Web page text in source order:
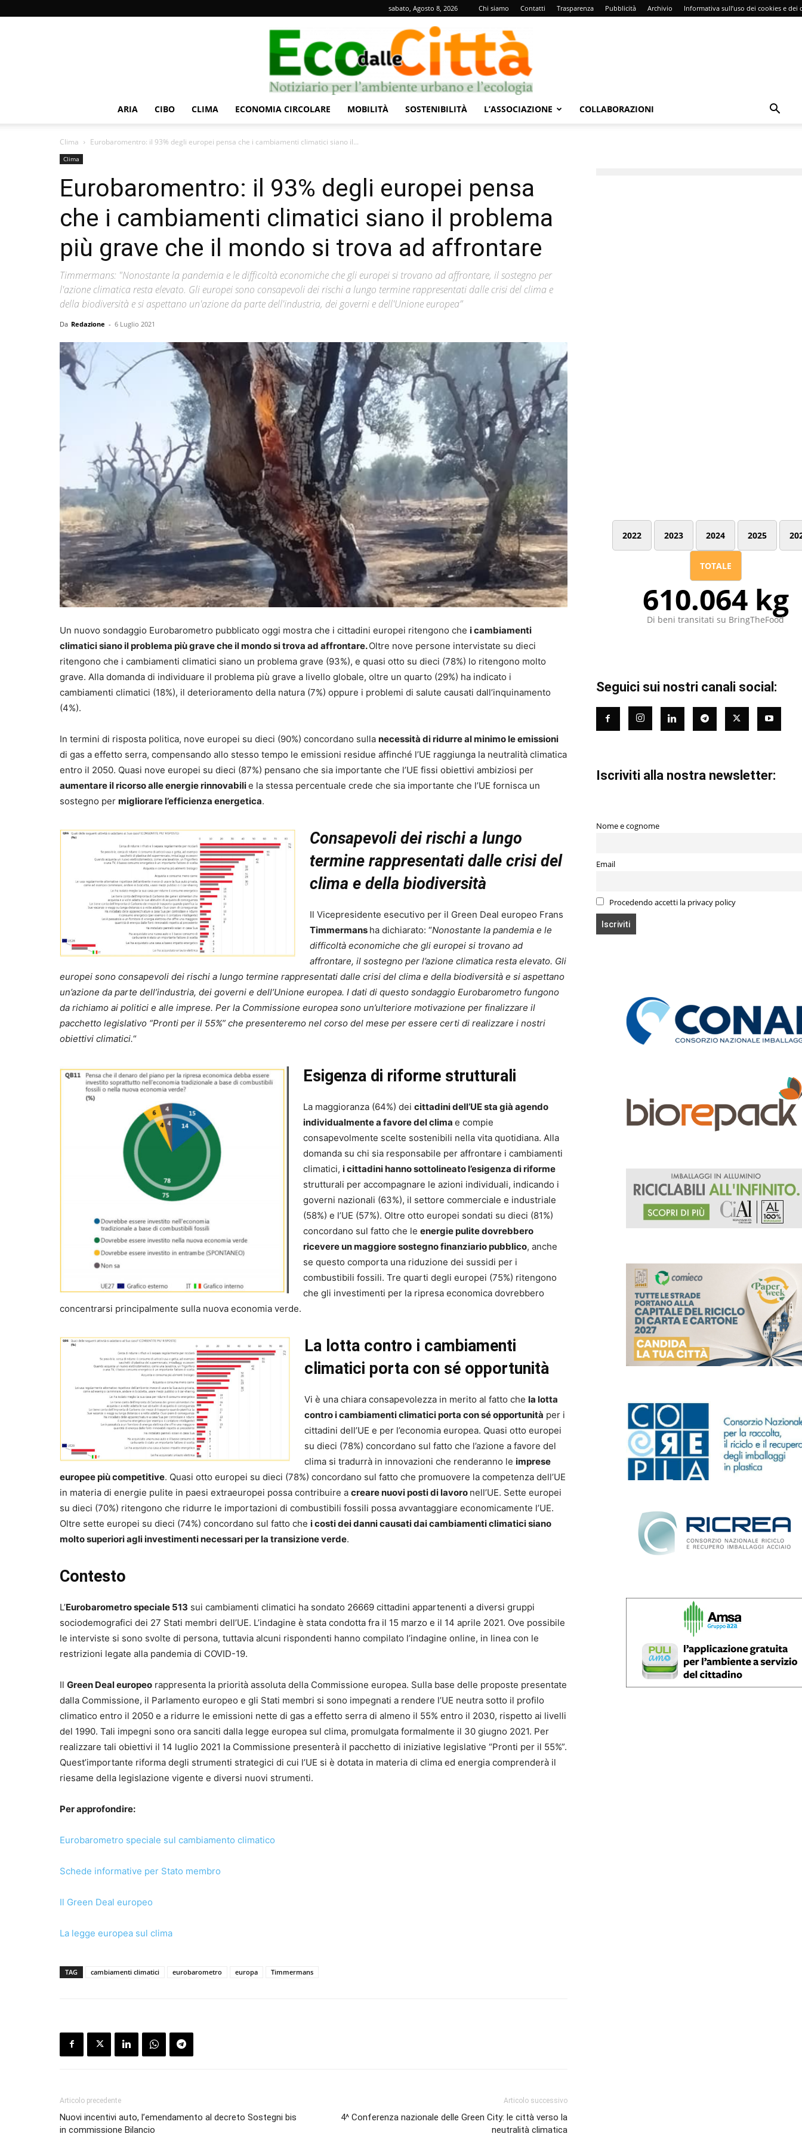
sabato, Agosto 8, 2026 Chi siamo Contatti Trasparenza Pubblicità Archivio Informativa sull’uso dei cookies e dei
Città
ARIA CIBO CLIMA ECONOMIA CIRCOLARE MOBILITÀ SOSTENIBILITÀ L’ASSOCIAZIONE COLLABORAZIONI
Clima Eurobaromentro: il 93% degli europei pensa che i cambiamenti climatici siano il...
Clima
Eurobaromentro: il 93% degli europei pensa
che i cambiamenti climatici siano il problema
più grave che il mondo si trova ad affrontare
Timmermans: "Nonostante la pandemia e le difficoltà economiche che gli europei si trovano ad affrontare, il sostegno per
l'azione climatica resta elevato. Gli europei sono consapevoli dei rischi a lungo termine rappresentati dalle crisi del clima e
della biodiversità e si aspettano un'azione da parte dell'industria, dei governi e dell'Unione europea”
Da Redazione - 6 Luglio 2021
Un nuovo sondaggio Eurobarometro pubblicato oggi mostra che i cittadini europei ritengono che i cambiamenti
climatici siano il problema più grave che il mondo si trova ad affrontare.Oltre nove persone intervistate su dieci
ritengono che i cambiamenti climatici siano un problema grave (93%), e quasi otto su dieci (78%) lo ritengono molto
grave. Alla domanda di individuare il problema più grave a livello globale, oltre un quarto (29%) ha indicato i
cambiamenti climatici (18%), il deterioramento della natura (7%) oppure i problemi di salute causati dall’inquinamento
(4%).
In termini di risposta politica, nove europei su dieci (90%) concordano sulla necessità di ridurre al minimo le emissioni
di gas a effetto serra, compensando allo stesso tempo le emissioni residue affinché l’UE raggiunga la neutralità climatica
entro il 2050. Quasi nove europei su dieci (87%) pensano che sia importante che l’UE fissi obiettivi ambiziosi per
aumentare il ricorso alle energie rinnovabilie la stessa percentuale crede che sia importante che l’UE fornisca un
sostegno per migliorare l’efficienza energetica.
Consapevoli dei rischi a lungo
termine rappresentati dalle crisi del
clima e della biodiversità
Il Vicepresidente esecutivo per il Green Deal europeo Frans
Timmermans ha dichiarato: “Nonostante la pandemia e le
difficoltà economiche che gli europei si trovano ad
affrontare, il sostegno per l’azione climatica resta elevato. Gli
europei sono consapevoli dei rischi a lungo termine rappresentati dalle crisi del clima e della biodiversità e si aspettano
un’azione da parte dell’industria, dei governi e dell’Unione europea. I dati di questo sondaggio Eurobarometro fungono
da richiamo ai politici e alle imprese. Per la Commissione europea sono un’ulteriore motivazione per finalizzare il
pacchetto legislativo “Pronti per il 55%” che presenteremo nel corso del mese per essere certi di realizzare i nostri
obiettivi climatici.“
Esigenza di riforme strutturali
La maggioranza (64%) dei cittadini dell’UE sta già agendo
individualmente a favore del clima e compie
consapevolmente scelte sostenibili nella vita quotidiana. Alla
domanda su chi sia responsabile per affrontare i cambiamenti
climatici, i cittadini hanno sottolineato l’esigenza di riforme
strutturali per accompagnare le azioni individuali, indicando i
governi nazionali (63%), il settore commerciale e industriale
(58%) e l’UE (57%). Oltre otto europei sondati su dieci (81%)
concordano sul fatto che le energie pulite dovrebbero
ricevere un maggiore sostegno finanziario pubblico, anche
se questo comporta una riduzione dei sussidi per i
combustibili fossili. Tre quarti degli europei (75%) ritengono
che gli investimenti per la ripresa economica dovrebbero
concentrarsi principalmente sulla nuova economia verde.
La lotta contro i cambiamenti
climatici porta con sé opportunità
Vi è una chiara consapevolezza in merito al fatto che la lotta
contro i cambiamenti climatici porta con sé opportunità per i
cittadini dell’UE e per l’economia europea. Quasi otto europei
su dieci (78%) concordano sul fatto che l’azione a favore del
clima si tradurrà in innovazioni che renderanno le imprese
europee più competitive. Quasi otto europei su dieci (78%) concordano sul fatto che promuovere la competenza dell’UE
in materia di energie pulite in paesi extraeuropei possa contribuire a creare nuovi posti di lavoro nell’UE. Sette europei
su dieci (70%) ritengono che ridurre le importazioni di combustibili fossili possa avvantaggiare economicamente l’UE.
Oltre sette europei su dieci (74%) concordano sul fatto che i costi dei danni causati dai cambiamenti climatici siano
molto superiori agli investimenti necessari per la transizione verde.
Contesto
L’Eurobarometro speciale 513 sui cambiamenti climatici ha sondato 26669 cittadini appartenenti a diversi gruppi
sociodemografici dei 27 Stati membri dell’UE. L’indagine è stata condotta fra il 15 marzo e il 14 aprile 2021. Ove possibile
le interviste si sono svolte di persona, tuttavia alcuni rispondenti hanno compilato l’indagine online, in linea con le
restrizioni legate alla pandemia di COVID-19.
Il Green Deal europeo rappresenta la priorità assoluta della Commissione europea. Sulla base delle proposte presentate
dalla Commissione, il Parlamento europeo e gli Stati membri si sono impegnati a rendere l’UE neutra sotto il profilo
climatico entro il 2050 e a ridurre le emissioni nette di gas a effetto serra di almeno il 55% entro il 2030, rispetto ai livelli
del 1990. Tali impegni sono ora sanciti dalla legge europea sul clima, promulgata formalmente il 30 giugno 2021. Per
realizzare tali obiettivi il 14 luglio 2021 la Commissione presenterà il pacchetto di iniziative legislative “Pronti per il 55%”.
Quest’importante riforma degli strumenti strategici di cui l’UE si è dotata in materia di clima ed energia comprenderà il
riesame della legislazione vigente e diversi nuovi strumenti.
Per approfondire:
Eurobarometro speciale sul cambiamento climatico
Schede informative per Stato membro
Il Green Deal europeo
La legge europea sul clima
TAG cambiamenti climatici eurobarometro europa Timmermans
Articolo precedente
Nuovi incentivi auto, l’emendamento al decreto Sostegni bis
in commissione Bilancio
Articolo successivo
4^ Conferenza nazionale delle Green City: le città verso la
neutralità climatica
2022 2023 2024 2025
TOTALE
610.064 kg
Di beni transitati su BringTheFood
Seguici sui nostri canali social:
Iscriviti alla nostra newsletter:
Nome e cognome
Email
Procedendo accetti la privacy policy